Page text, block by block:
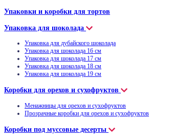
Упаковки и коробки для тортов
Упаковка для шоколада
Упаковка для дубайского шоколада
Упаковка для шоколада 16 см
Упаковка для шоколада 17 см
Упаковка для шоколада 18 см
Упаковка для шоколада 19 см
Коробки для орехов и сухофруктов
Менажницы для орехов и сухофруктов
Прозрачные коробки для орехов и сухофруктов
Коробки под муссовые десерты